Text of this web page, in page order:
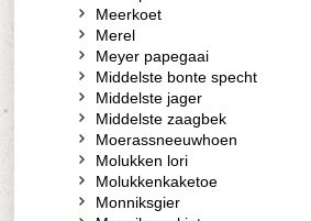
Meerkoet
Merel
Meyer papegaai
Middelste bonte specht
Middelste jager
Middelste zaagbek
Moerassneeuwhoen
Molukken lori
Molukkenkaketoe
Monniksgier